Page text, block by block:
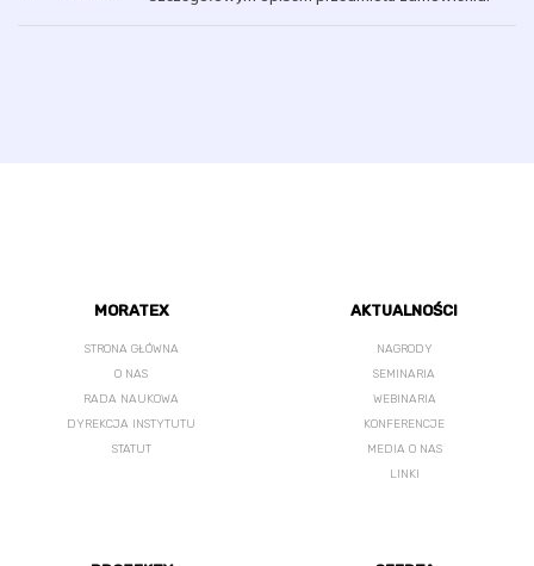
MORATEX
STRONA GŁÓWNA
O NAS
RADA NAUKOWA
DYREKCJA INSTYTUTU
STATUT
AKTUALNOŚCI
NAGRODY
SEMINARIA
WEBINARIA
KONFERENCJE
MEDIA O NAS
LINKI